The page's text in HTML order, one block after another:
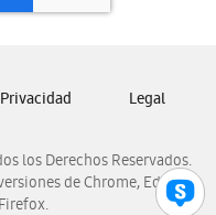
los Derechos Reservados.
de Chrome, Edge,
Privacidad Legal